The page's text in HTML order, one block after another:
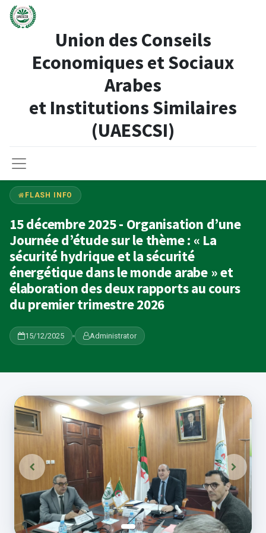
Union des Conseils
Economiques et Sociaux
Arabes
et Institutions Similaires​
(UAESCSI)
FLASH INFO
15 décembre 2025 - Organisation d’une
Journée d’étude sur le thème : « La
sécurité hydrique et la sécurité
énergétique dans le monde arabe » et
élaboration des deux rapports au cours
du premier trimestre 2026
15/12/2025 Administrator